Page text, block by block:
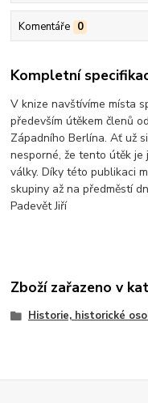
Komentáře 0
Kompletní
V knize navštívíme místa
především útěkem členů
Západního Berlína. Ať už
nesporné, že tento útěk je
války. Díky této publikaci
skupiny až na předměstí
Padevět Jiří
Zboží zařazeno v
Historie, historické